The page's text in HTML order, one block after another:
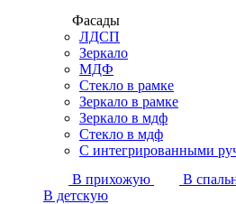
Фасады
ЛДСП
Зеркало
МДФ
Стекло в рамке
Зеркало в рамке
Зеркало в мдф
Стекло в мдф
С интегрированными
В прихожую
В
В детскую